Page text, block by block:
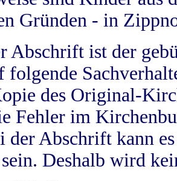
Gründen - in
Abschrift ist der
folgende
des Original-
Fehler im
der Abschrift kann
Deshalb wird